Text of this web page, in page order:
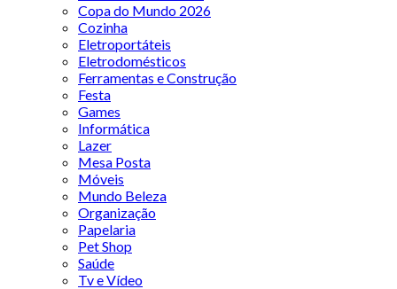
Copa do Mundo 2026
Cozinha
Eletroportáteis
Eletrodomésticos
Ferramentas e Construção
Festa
Games
Informática
Lazer
Mesa Posta
Móveis
Mundo Beleza
Organização
Papelaria
Pet Shop
Saúde
Tv e Vídeo